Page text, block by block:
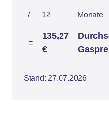
/ 12 Monate
=
135,27
€
Stand: 27.07.2026